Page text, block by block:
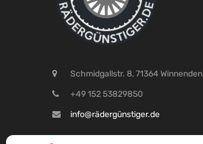
Schmidgallstr. 8, 71364 Winnenden
+49 152 53829850
info@rädergünstiger.de